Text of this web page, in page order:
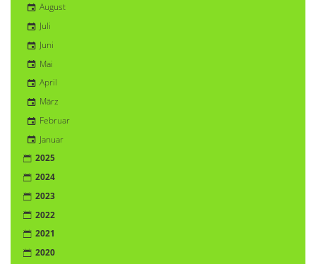
August
Juli
Juni
Mai
April
März
Februar
Januar
2025
2024
2023
2022
2021
2020